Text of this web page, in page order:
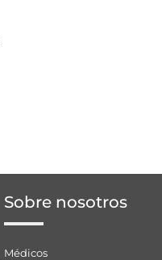
Sobre nosotros
Médicos